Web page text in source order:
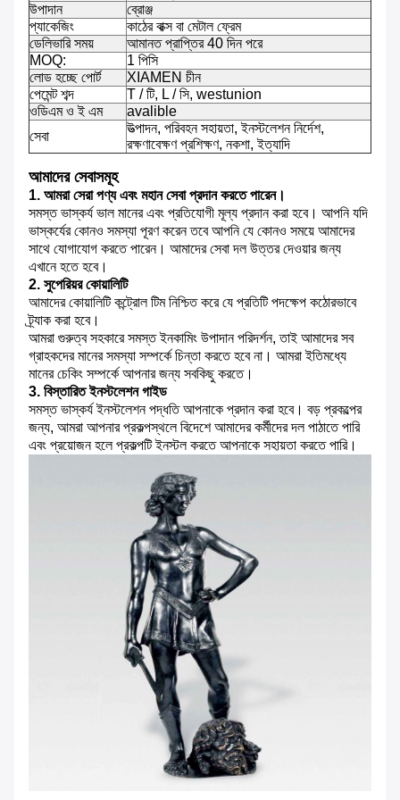
উপাদান
ব্রোঞ্জ
প্যাকেজিং
কাঠের বাক্স বা মেটাল ফ্রেম
ডেলিভারি সময়
আমানত প্রাপ্তির 40 দিন পরে
MOQ:
1 পিসি
লোড হচ্ছে পোর্ট
XIAMEN চীন
পেমেন্ট শব্দ
T / টি, L / সি, westunion
ওডিএম ও ই এম
avalible
সেবা
উত্পাদন, পরিবহন সহায়তা, ইনস্টলেশন নির্দেশ,
রক্ষণাবেক্ষণ প্রশিক্ষণ, নকশা, ইত্যাদি
আমাদের সেবাসমূহ
1. আমরা সেরা পণ্য এবং মহান সেবা প্রদান করতে পারেন।
সমস্ত ভাস্কর্য ভাল মানের এবং প্রতিযোগী মূল্য প্রদান করা হবে। আপনি যদি
ভাস্কর্যের কোনও সমস্যা পূরণ করেন তবে আপনি যে কোনও সময়ে আমাদের
সাথে যোগাযোগ করতে পারেন। আমাদের সেবা দল উত্তর দেওয়ার জন্য
এখানে হতে হবে।
2. সুপেরিয়র কোয়ালিটি
আমাদের কোয়ালিটি কন্ট্রোল টিম নিশ্চিত করে যে প্রতিটি পদক্ষেপ কঠোরভাবে
ট্র্যাক করা হবে।
আমরা গুরুত্ব সহকারে সমস্ত ইনকামিং উপাদান পরিদর্শন, তাই আমাদের সব
গ্রাহকদের মানের সমস্যা সম্পর্কে চিন্তা করতে হবে না। আমরা ইতিমধ্যে
মানের চেকিং সম্পর্কে আপনার জন্য সবকিছু করতে।
3. বিস্তারিত ইনস্টলেশন গাইড
সমস্ত ভাস্কর্য ইনস্টলেশন পদ্ধতি আপনাকে প্রদান করা হবে। বড় প্রকল্পের
জন্য, আমরা আপনার প্রকল্পস্থলে বিদেশে আমাদের কর্মীদের দল পাঠাতে পারি
এবং প্রয়োজন হলে প্রকল্পটি ইনস্টল করতে আপনাকে সহায়তা করতে পারি।